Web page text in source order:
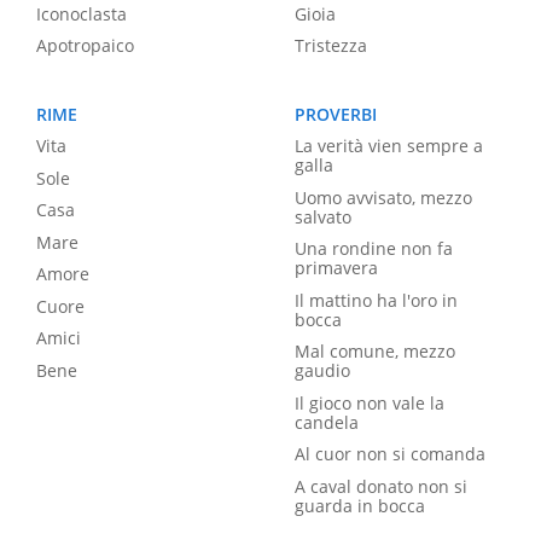
Iconoclasta
Apotropaico
Gioia
Tristezza
RIME
Vita
Sole
Casa
Mare
Amore
Cuore
Amici
Bene
PROVERBI
La verità vien sempre a
galla
Uomo avvisato, mezzo
salvato
Una rondine non fa
primavera
Il mattino ha l'oro in
bocca
Mal comune, mezzo
gaudio
Il gioco non vale la
candela
Al cuor non si comanda
A caval donato non si
guarda in bocca